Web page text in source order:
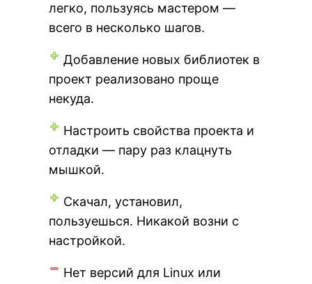
легко, пользуясь мастером —
всего в несколько шагов.
Добавление новых библиотек в
проект реализовано проще
некуда.
Настроить свойства проекта и
отладки — пару раз клацнуть
мышкой.
Скачал, установил,
пользуешься. Никакой возни с
настройкой.
Нет версий для Linux или